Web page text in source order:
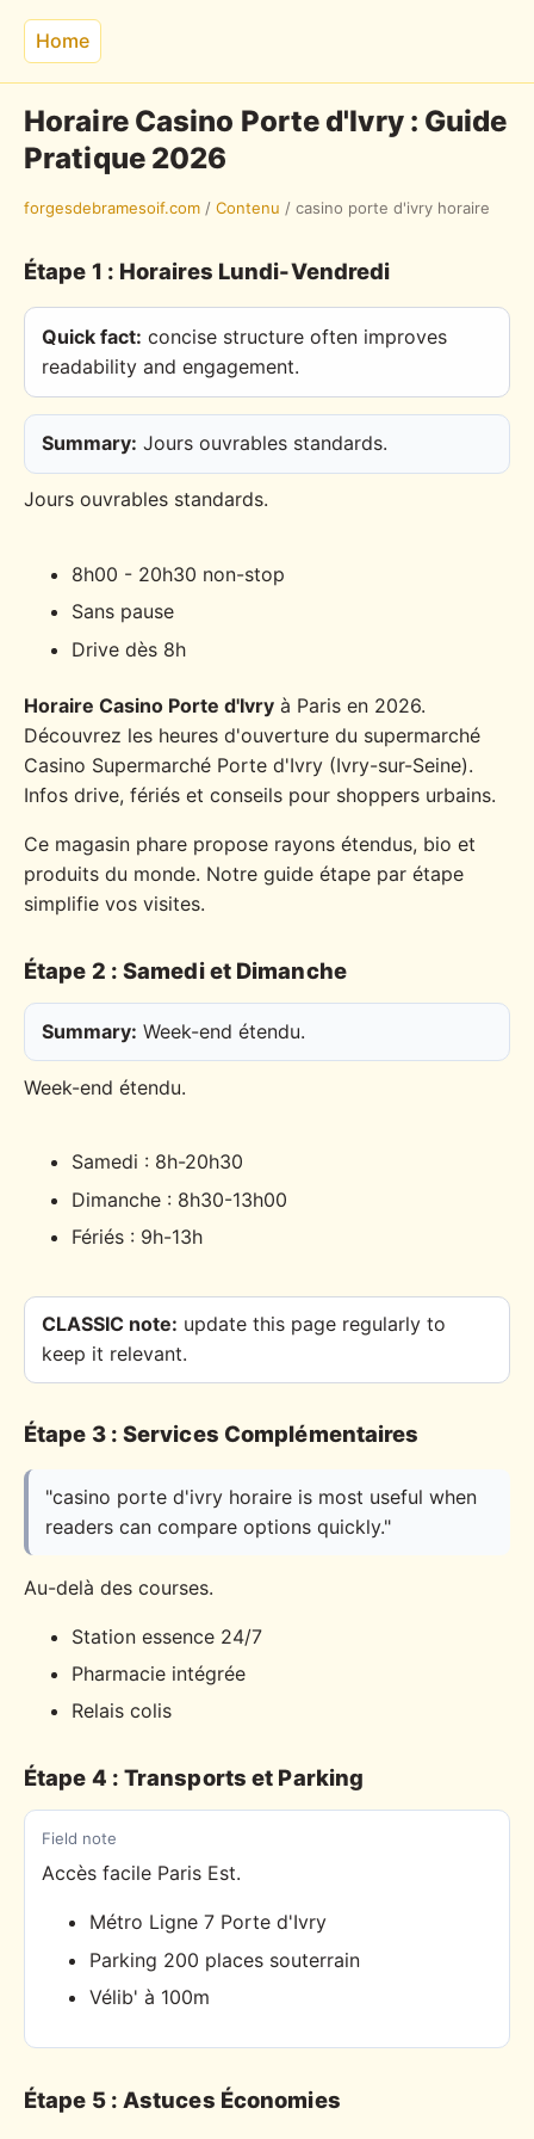
Home
Horaire Casino Porte d'Ivry : Guide
Pratique 2026
forgesdebramesoif.com / Contenu / casino porte d'ivry horaire
Étape 1 : Horaires Lundi-Vendredi
Quick fact: concise structure often improves
readability and engagement.
Summary: Jours ouvrables standards.
Jours ouvrables standards.
8h00 - 20h30 non-stop
Sans pause
Drive dès 8h
Horaire Casino Porte d'Ivry à Paris en 2026.
Découvrez les heures d'ouverture du supermarché
Casino Supermarché Porte d'Ivry (Ivry-sur-Seine).
Infos drive, fériés et conseils pour shoppers urbains.
Ce magasin phare propose rayons étendus, bio et
produits du monde. Notre guide étape par étape
simplifie vos visites.
Étape 2 : Samedi et Dimanche
Summary: Week-end étendu.
Week-end étendu.
Samedi : 8h-20h30
Dimanche : 8h30-13h00
Fériés : 9h-13h
CLASSIC note: update this page regularly to
keep it relevant.
Étape 3 : Services Complémentaires
"casino porte d'ivry horaire is most useful when
readers can compare options quickly."
Au-delà des courses.
Station essence 24/7
Pharmacie intégrée
Relais colis
Étape 4 : Transports et Parking
Field note
Accès facile Paris Est.
Métro Ligne 7 Porte d'Ivry
Parking 200 places souterrain
Vélib' à 100m
Étape 5 : Astuces Économies